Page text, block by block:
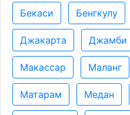
Бекаси Бенгкулу
Джакарта Джамби
Макассар Маланг
Матарам Медан